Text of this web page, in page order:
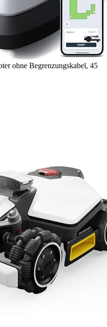
ohne Begrenzungskabel, 45